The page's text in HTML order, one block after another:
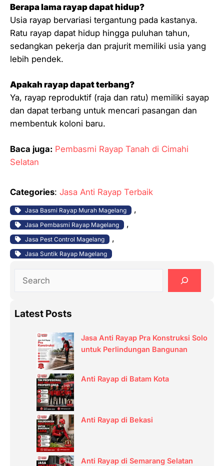
Berapa lama rayap dapat hidup?
Usia rayap bervariasi tergantung pada kastanya.
Ratu rayap dapat hidup hingga puluhan tahun,
sedangkan pekerja dan prajurit memiliki usia yang
lebih pendek.
Apakah rayap dapat terbang?
Ya, rayap reproduktif (raja dan ratu) memiliki sayap
dan dapat terbang untuk mencari pasangan dan
membentuk koloni baru.
Baca juga: Pembasmi Rayap Tanah di Cimahi
Selatan
Categories: Jasa Anti Rayap Terbaik
Jasa Basmi Rayap Murah Magelang ,
Jasa Pembasmi Rayap Magelang ,
Jasa Pest Control Magelang ,
Jasa Suntik Rayap Magelang
r
Latest Posts
Jasa Anti Rayap Pra Konstruksi Solo
untuk Perlindungan Bangunan
Anti Rayap di Batam Kota
Anti Rayap di Bekasi
Anti Rayap di Semarang Selatan